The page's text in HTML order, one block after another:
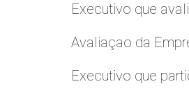
Executivo que
Avaliaçao da
Executivo que